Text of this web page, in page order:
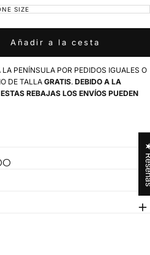
SIZE
VARIANTE
NO
Añadir a la cesta
PENÍNSULA POR PEDIDOS IGUALES O
DE TALLA GRATIS. DEBIDO A LA
REBAJAS LOS ENVÍOS PUEDEN
★